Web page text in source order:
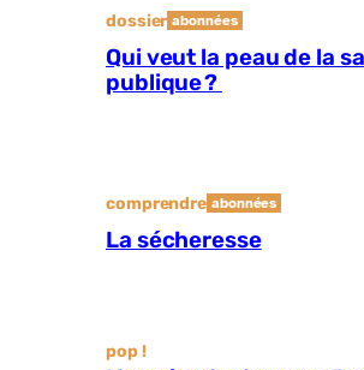
dossier abonnées
Qui veut la peau de la
publique ?
comprendre abonnées
La sécheresse
pop !